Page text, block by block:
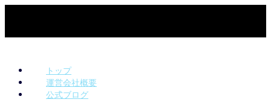
トップ
運営会社概要
公式ブログ